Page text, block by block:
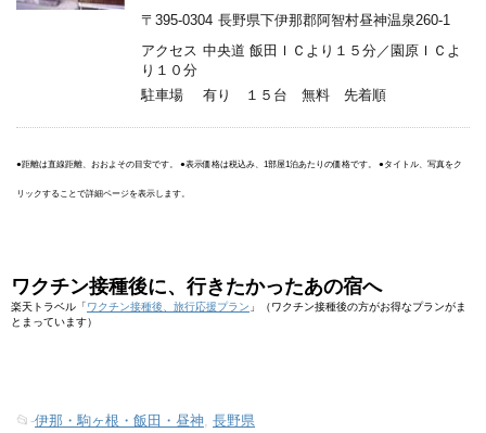
〒395-0304 長野県下伊那郡阿智村昼神温泉260-1
アクセス 中央道 飯田ＩＣより１５分／園原ＩＣよ
り１０分
駐車場
有り １５台 無料 先着順
●距離は直線距離、おおよその目安です。 ●表示価格は税込み、1部屋1泊あたりの価格です。 ●タイトル、写真をク
リックすることで詳細ページを表示します。
ワクチン接種後に、行きたかったあの宿へ
楽天トラベル「ワクチン接種後、旅行応援プラン 」（ワクチン接種後の方がお得なプランがま
とまっています）
📂-伊那・駒ヶ根・飯田・昼神 長野県